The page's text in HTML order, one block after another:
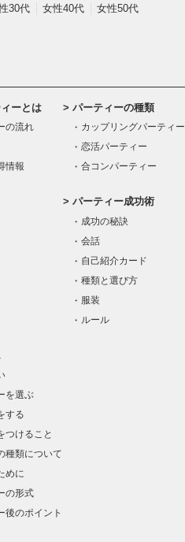
30代 女性40代 女性50代
ーとは
の流れ
情報
パーティーの種類
カップリングパーティー
恋活パーティー
合コンパーティー
パーティー成功術
成功の秘訣
会話
自己紹介カード
種類と選び方
服装
ルール
を選ぶ
する
つけること
種類について
めに
の形式
後のポイント